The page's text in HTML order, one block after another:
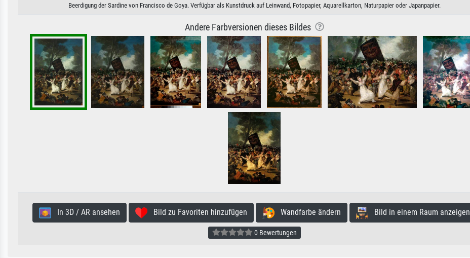
Beerdigung der Sardine von Francisco de Goya. Verfügbar als Kunstdruck auf Leinwand, Fotopapier, Aquarellkarton, Naturpapier oder Japanpapier.
Andere Farbversionen dieses Bildes
In 3D / AR ansehen Bild zu Favoriten hinzufügen Wandfarbe ändern Bild in einem Raum anzeigen
0 Bewertungen